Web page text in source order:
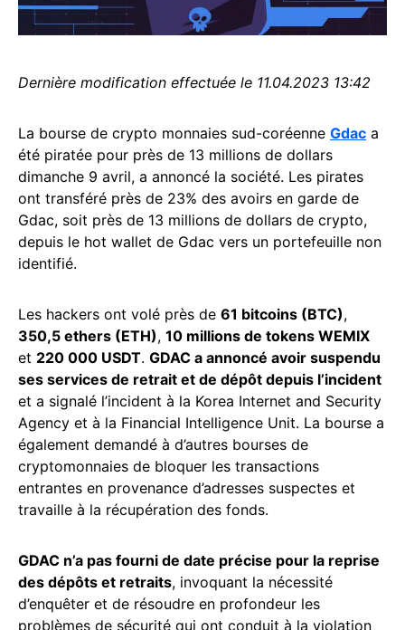
Dernière modification effectuée le 11.04.2023 13:42
La bourse de crypto monnaies sud-coréenne Gdac a
été piratée pour près de 13 millions de dollars
dimanche 9 avril, a annoncé la société. Les pirates
ont transféré près de 23% des avoirs en garde de
Gdac, soit près de 13 millions de dollars de crypto,
depuis le hot wallet de Gdac vers un portefeuille non
identifié.
Les hackers ont volé près de 61 bitcoins (BTC),
350,5 ethers (ETH), 10 millions de tokens WEMIX
et 220 000 USDT. GDAC a annoncé avoir suspendu
ses services de retrait et de dépôt depuis l’incident
et a signalé l’incident à la Korea Internet and Security
Agency et à la Financial Intelligence Unit. La bourse a
également demandé à d’autres bourses de
cryptomonnaies de bloquer les transactions
entrantes en provenance d’adresses suspectes et
travaille à la récupération des fonds.
GDAC n’a pas fourni de date précise pour la reprise
des dépôts et retraits, invoquant la nécessité
d’enquêter et de résoudre en profondeur les
problèmes de sécurité qui ont conduit à la violation